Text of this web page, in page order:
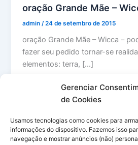
Gerenciar
de Cookies
Usamos tecnologias como cookies para
informações do dispositivo. Fazemos isso
navegação e mostrar anúncios (não)
oração Grande Mãe –
admin /24 de setembro de 2015
oração Grande Mãe – Wicca –
fazer seu pedido tornar-se
elementos: terra, […]
c
e
Pi
nt
er
e
W
h
at
s
T
m
bl
M
s
s
h